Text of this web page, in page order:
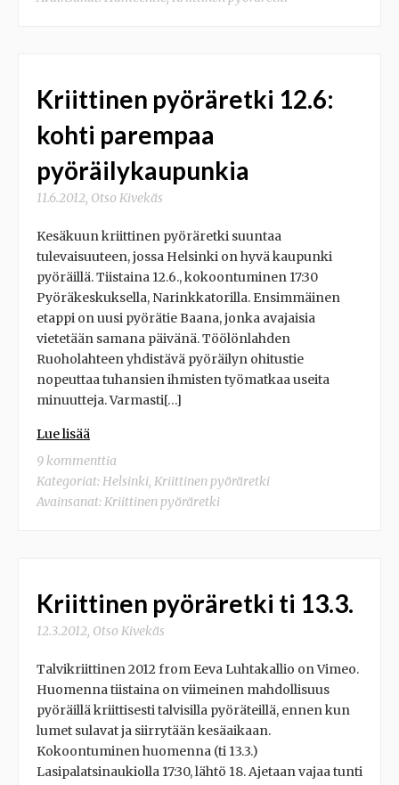
Kriittinen pyöräretki 12.6:
kohti parempaa
pyöräilykaupunkia
11.6.2012, Otso Kivekäs
Kesäkuun kriittinen pyöräretki suuntaa
tulevaisuuteen, jossa Helsinki on hyvä kaupunki
pyöräillä. Tiistaina 12.6., kokoontuminen 17:30
Pyöräkeskuksella, Narinkkatorilla. Ensimmäinen
etappi on uusi pyörätie Baana, jonka avajaisia
vietetään samana päivänä. Töölönlahden
Ruoholahteen yhdistävä pyöräilyn ohitustie
nopeuttaa tuhansien ihmisten työmatkaa useita
minuutteja. Varmasti[…]
Lue lisää
9 kommenttia
Kategoriat:Helsinki, Kriittinen pyöräretki
Avainsanat:Kriittinen pyöräretki
Kriittinen pyöräretki ti 13.3.
12.3.2012, Otso Kivekäs
Talvikriittinen 2012 from Eeva Luhtakallio on Vimeo.
Huomenna tiistaina on viimeinen mahdollisuus
pyöräillä kriittisesti talvisilla pyöräteillä, ennen kun
lumet sulavat ja siirrytään kesäaikaan.
Kokoontuminen huomenna (ti 13.3.)
Lasipalatsinaukiolla 17:30, lähtö 18. Ajetaan vajaa tunti